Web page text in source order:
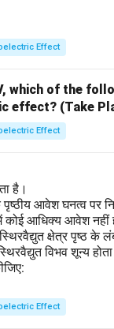
\,
t
Effect
which of the
(Take
Effect
है।
आवेश घनत्व पर
कोई आधिक्य आवेश नहीं
क्षेत्र पृष्ठ के
विभव शून्य
Effect